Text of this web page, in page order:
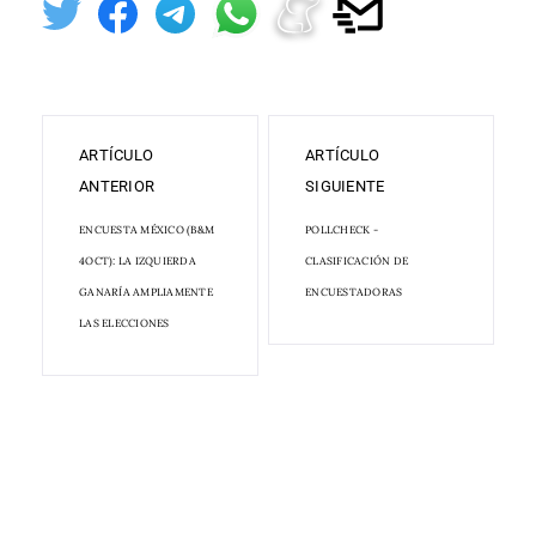
ARTÍCULO
ANTERIOR
ENCUESTA MÉXICO (B&M
4OCT): LA IZQUIERDA
GANARÍA AMPLIAMENTE
LAS ELECCIONES
ARTÍCULO
SIGUIENTE
POLLCHECK -
CLASIFICACIÓN DE
ENCUESTADORAS